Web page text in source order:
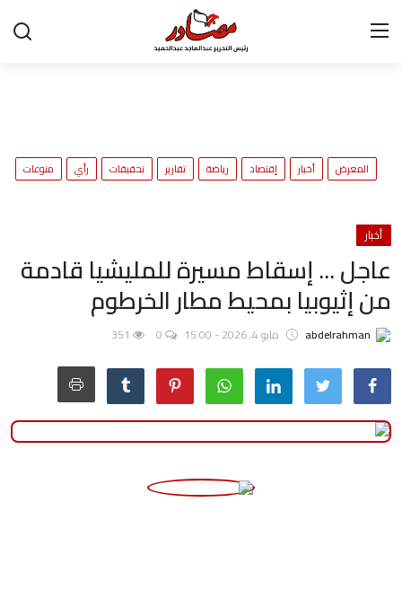
المعرض
إقتصاد
رياضة
تقارير
تحقيقات
رأي
منوعات
المعرض أخبار إقتصاد رياضة تقارير تحقيقات رأي منوعات
أخبار
عاجل ... إسقاط مسيرة للمليشيا قادمة
من إثيوبيا بمحيط مطار الخرطوم
abdelrahman مايو 4, 2026 - 15:00